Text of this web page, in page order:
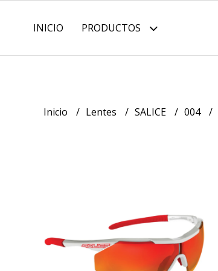
INICIO PRODUCTOS
Inicio Lentes SALICE 004